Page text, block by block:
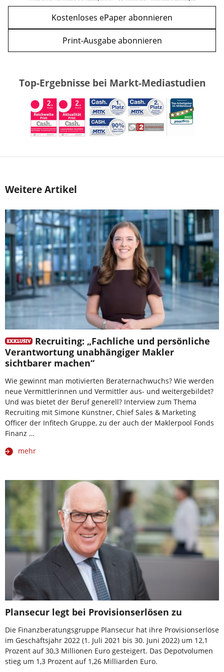
Kostenloses ePaper abonnieren
Print-Ausgabe abonnieren
Top-Ergebnisse bei Markt-Mediastudien
Weitere Artikel
Recruiting: „Fachliche und persönliche
Verantwortung unabhängiger Makler
sichtbarer machen“
Wie gewinnt man motivierten Beraternachwuchs? Wie werden
neue Vermittlerinnen und Vermittler aus- und weitergebildet?
Und was bietet der Beruf generell? Interview zum Thema
Recruiting mit Simone Künstner, Chief Sales & Marketing
Officer der Infitech Gruppe, zu der auch der Maklerpool Fonds
Finanz …
mehr
Plansecur legt bei Provisionserlösen zu
Die Finanzberatungsgruppe Plansecur hat ihre Provisionserlöse
im Geschäftsjahr 2022 (1. Juli 2021 bis 30. Juni 2022) um 12,1
Prozent auf 30,3 Millionen Euro gesteigert. Das Depot­volumen
stieg um 1,3 Prozent auf 1,26 Milliarden Euro.